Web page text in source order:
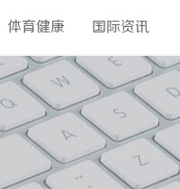
体育健康 国际资讯